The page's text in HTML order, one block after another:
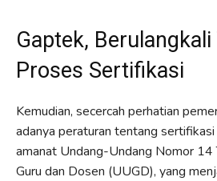
Gaptek, Berulangkali
Proses Sertifikasi
Kemudian, secercah perhatian
adanya peraturan tentang
amanat Undang-Undang Nomor
Guru dan Dosen (UUGD), yang